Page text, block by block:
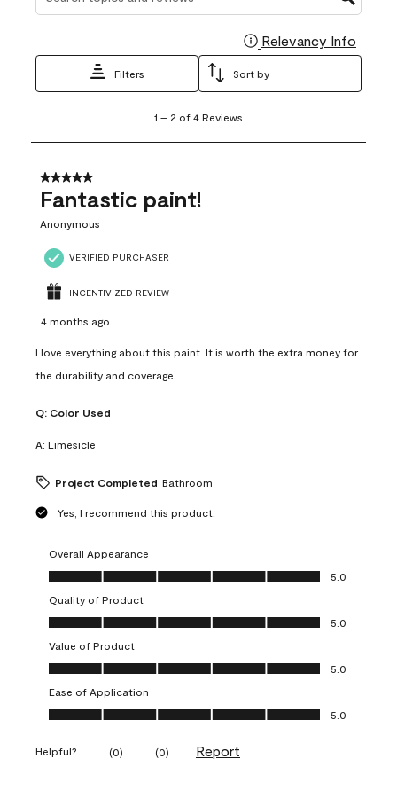
Relevancy Info
Filters Sort by
2
Reviews
1 – 2 of 4 Reviews
5 out of 5 stars.
Fantastic paint!
Anonymous
VERIFIED PURCHASER
INCENTIVIZED REVIEW
4 months ago
I love everything about this paint. It is worth the extra money for
the durability and coverage.
Q: Color Used
A: Limesicle
Project Completed Bathroom
Yes, I recommend this product.
Overall Appearance
Overall Appearance, 5.0 out of 5
5.0
Quality of Product
Quality of Product, 5.0 out of 5
5.0
Value of Product
Value of Product, 5.0 out of 5
5.0
Ease of Application
Ease of Application, 5.0 out of 5
5.0
Helpful? (0) (0) Report